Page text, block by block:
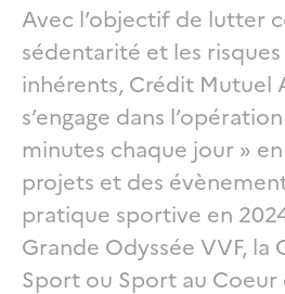
Avec l’objectif de lutter
sédentarité et les
inhérents, Crédit Mutuel
s’engage dans
minutes chaque jour »
projets et des
pratique sportive en
Grande Odyssée VVF, la
Sport ou Sport au Coeur